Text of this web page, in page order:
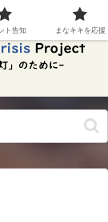
ト告知 まなキキを応援